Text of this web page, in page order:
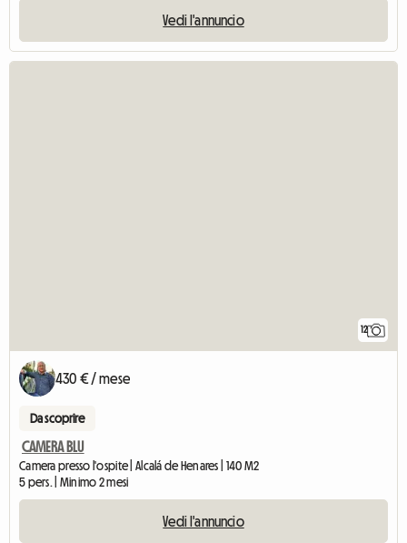
Vedi l'annuncio
12
430 € / mese
Da scoprire
CAMERA BLU
Camera presso l'ospite | Alcalá de Henares | 140 M2
5 pers. | Minimo 2 mesi
Vedi l'annuncio